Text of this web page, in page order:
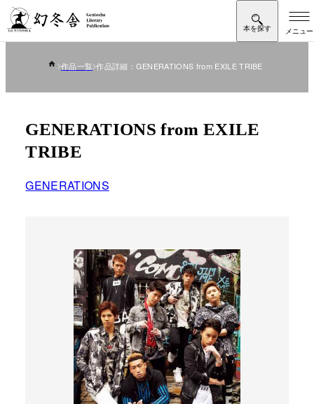
作品一覧 作品詳細：GENERATIONS from EXILE TRIBE
GENERATIONS from EXILE
TRIBE
GENERATIONS